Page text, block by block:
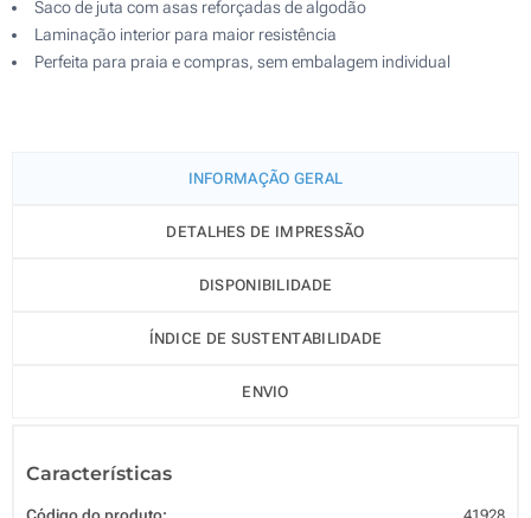
Saco de juta com asas reforçadas de algodão
Laminação interior para maior resistência
Perfeita para praia e compras, sem embalagem individual
INFORMAÇÃO GERAL
DETALHES DE IMPRESSÃO
DISPONIBILIDADE
ÍNDICE DE SUSTENTABILIDADE
ENVIO
Características